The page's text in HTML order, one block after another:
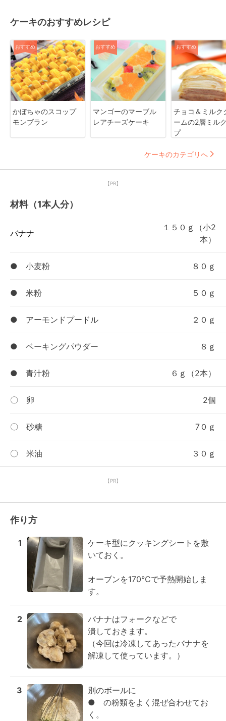
ケーキのおすすめレシピ
おすすめ
かぼちゃのスコップ
モンブラン
おすすめ
マンゴーのマーブル
レアチーズケーキ
おすすめ
チョコ＆ミルク
ームの2層ミル
プ
ケーキのカテゴリへ
【PR】
材料（1本人分）
バナナ
１５０ｇ（小2
本）
● 小麦粉 ８０ｇ
● 米粉 ５０ｇ
● アーモンドプードル ２０ｇ
● ベーキングパウダー ８ｇ
● 青汁粉 ６ｇ（2本）
〇 卵 2個
〇 砂糖 7０ｇ
〇 米油 ３０ｇ
【PR】
作り方
1
ケーキ型にクッキングシートを敷
いておく。
オーブンを170℃で予熱開始しま
す。
2
バナナはフォークなどで
潰しておきます。
（今回は冷凍してあったバナナを
解凍して使っています。）
3
別のボールに
●　の粉類をよく混ぜ合わせてお
く。